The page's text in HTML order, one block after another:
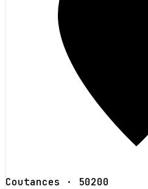
Coutances · 50200